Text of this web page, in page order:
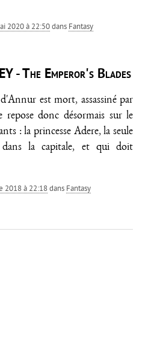
2020 à 22:50dans Fantasy
- The Emperor's Blades
est mort, assassiné par
donc désormais sur le
: la princesse Adere, la seule
dans la capitale, et qui doit
2018 à 22:18dans Fantasy